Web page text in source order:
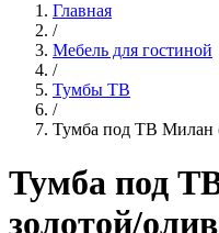
Главная
/
Мебель для гостиной
/
Тумбы ТВ
/
Тумба под ТВ Милан
Тумба под
золотой/